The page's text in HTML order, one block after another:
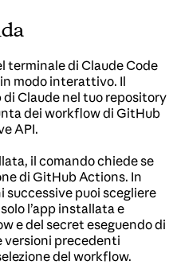
terminale di Claude Code
modo interattivo. Il
Claude nel tuo repository
dei workflow di GitHub
API.
il comando chiede se
di GitHub Actions. In
successive puoi scegliere
l’app installata e
e del secret eseguendo di
versioni precedenti
del workflow.